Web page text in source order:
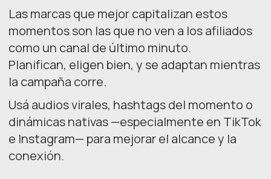
Las marcas que mejor capitalizan estos
momentos son las que no ven a los afiliados
como un canal de último minuto.
Planifican, eligen bien, y se adaptan mientras
la campaña corre.
Usá audios virales, hashtags del momento o
dinámicas nativas —especialmente en TikTok
e Instagram— para mejorar el alcance y la
conexión.